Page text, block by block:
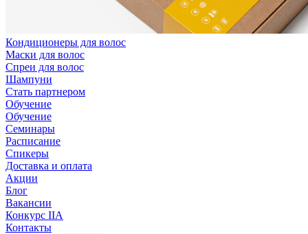
Кондиционеры для волос
Маски для волос
Спреи для волос
Шампуни
Стать партнером
Обучение
Обучение
Семинары
Расписание
Спикеры
Доставка и оплата
Акции
Блог
Вакансии
Конкурс IIA
Контакты